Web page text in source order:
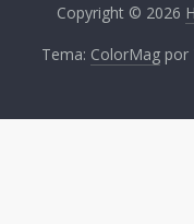
Copyright © 2026
Tema: ColorMag por